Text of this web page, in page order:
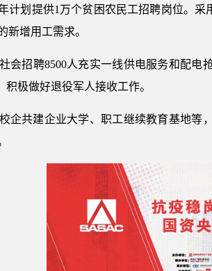
计划提供1万个贫困农民工招聘岗位。
新增用工需求。
会招聘8500人充实一线供电服务和配电
极做好退役军人接收工作。
企共建企业大学、职工继续教育基地等